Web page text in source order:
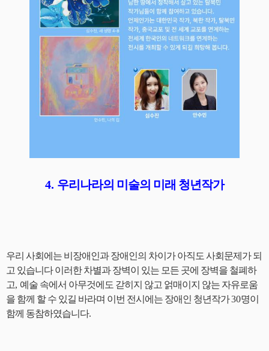
4. 우리나라의 미술의 미래 청년작가
우리 사회에는 비장애인과 장애인의 차이가 아직도 사회문제가 되
고 있습니다 이러한 차별과 장벽이 있는 모든 곳에 장벽을 철폐하
고, 예술 속에서 아무것에도 갇히지 않고 얽매이지 않는 자유로움
을 함께 할 수 있길 바라며 이번 전시에는 장애인 청년작가30명이
함께 동참하였습니다.